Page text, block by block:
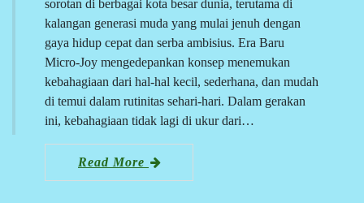
sorotan di berbagai kota besar dunia, terutama di
kalangan generasi muda yang mulai jenuh dengan
gaya hidup cepat dan serba ambisius. Era Baru
Micro-Joy mengedepankan konsep menemukan
kebahagiaan dari hal-hal kecil, sederhana, dan mudah
di temui dalam rutinitas sehari-hari. Dalam gerakan
ini, kebahagiaan tidak lagi di ukur dari…
Read More